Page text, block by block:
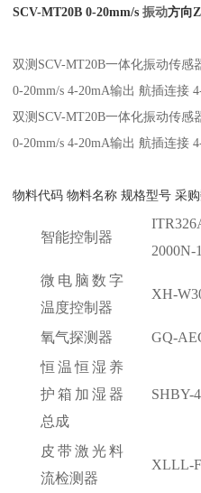
SCV-MT20B 0-20mm/s振动方向
双测SCV-MT20B一体化振动传
0-20mm/s 4-20mA输出 航插连接
双测SCV-MT20B一体化振动传
0-20mm/s 4-20mA输出 航插连接
物料代码 物料名称 规格型号 采
智能控制器
2000N-
微电脑数字
温度控制器
XH-
氧气探测器
GQ-
恒温恒湿养
护箱加湿器
总成
SHBY-
皮带激光料
流检测器
XLLL-